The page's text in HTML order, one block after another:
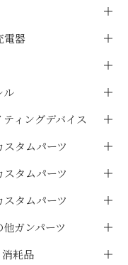
電器
ル
ィングデバイス
タムパーツ
タムパーツ
タムパーツ
ガンパーツ
消耗品